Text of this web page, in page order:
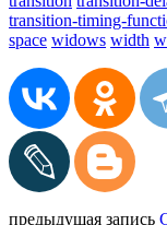
transition-timing-
space widows width
предыдущая запись